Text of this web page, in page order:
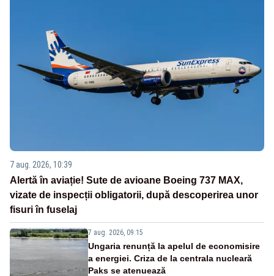
7 aug. 2026, 10:39
Alertă în aviație! Sute de avioane Boeing 737 MAX,
vizate de inspecții obligatorii, după descoperirea unor
fisuri în fuselaj
7 aug. 2026, 09:15
Ungaria renunță la apelul de economisire
a energiei. Criza de la centrala nucleară
Paks se atenuează